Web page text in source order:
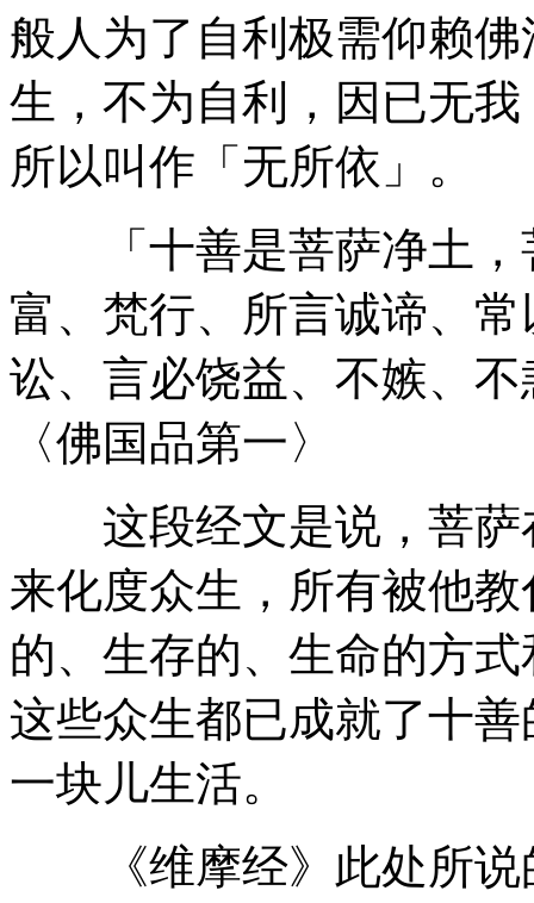
般人为了自利极需仰赖
生，不为自利，因已无
所以叫作「无所依」。
「十善是菩萨净土，
富、梵行、所言诚谛、
讼、言必饶益、不嫉、
〈佛国品第一〉
这段经文是说，菩萨
来化度众生，所有被他
的、生存的、生命的方
这些众生都已成就了十
一块儿生活。
《维摩经》此处所说